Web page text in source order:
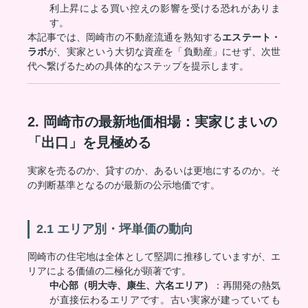
利上昇による買い控えの影響を受ける恐れがありま
す。
本記事では、岡崎市の不動産流通を熟知するエステート・
ラボが、実家という大切な資産を「負動産」にせず、次世
代へ繋げるための具体的なステップを提示します。
2. 岡崎市の最新地価相場：実家じまいの
「出口」を見極める
実家を売るのか、貸すのか、あるいは更地にするのか。そ
の判断基準となるのが最新の公示地価です。
2.1 エリア別・坪単価の動向
岡崎市の住宅地は全体として堅調に推移していますが、エ
リアによる価値の二極化が顕著です。
中心部（明大寺、康生、六名エリア）
：再開発の熱気
が直接伝わるエリアです。古い実家が建っていても